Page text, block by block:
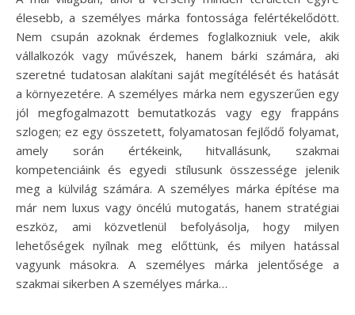
élesebb, a személyes márka fontossága felértékelődött.
Nem csupán azoknak érdemes foglalkozniuk vele, akik
vállalkozók vagy művészek, hanem bárki számára, aki
szeretné tudatosan alakítani saját megítélését és hatását
a környezetére. A személyes márka nem egyszerűen egy
jól megfogalmazott bemutatkozás vagy egy frappáns
szlogen; ez egy összetett, folyamatosan fejlődő folyamat,
amely során értékeink, hitvallásunk, szakmai
kompetenciáink és egyedi stílusunk összessége jelenik
meg a külvilág számára. A személyes márka építése ma
már nem luxus vagy öncélú mutogatás, hanem stratégiai
eszköz, ami közvetlenül befolyásolja, hogy milyen
lehetőségek nyílnak meg előttünk, és milyen hatással
vagyunk másokra. A személyes márka jelentősége a
szakmai sikerben A személyes márka…